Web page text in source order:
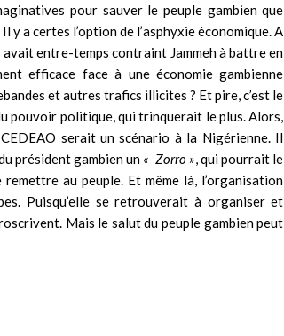
pour sauver le peuple gambien que
a certes l’option de l’asphyxie économique. A
entre-temps contraint Jammeh à battre en
efficace face à une économie gambienne
et autres trafics illicites ? Et pire, c’est le
pouvoir politique, qui trinquerait le plus. Alors,
serait un scénario à la Nigérienne. Il
président gambien un « Zorro », qui pourrait le
au peuple. Et même là, l’organisation
Puisqu’elle se retrouverait à organiser et
Mais le salut du peuple gambien peut